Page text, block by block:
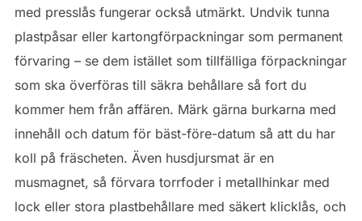
med presslås fungerar också utmärkt. Undvik tunna
plastpåsar eller kartongförpackningar som permanent
förvaring – se dem istället som tillfälliga förpackningar
som ska överföras till säkra behållare så fort du
kommer hem från affären. Märk gärna burkarna med
innehåll och datum för bäst-före-datum så att du har
koll på fräscheten. Även husdjursmat är en
musmagnet, så förvara torrfoder i metallhinkar med
lock eller stora plastbehållare med säkert klicklås, och